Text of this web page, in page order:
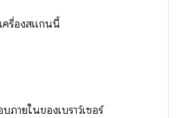
ครื่องสแกนนี้
ายในของเบราว์เซอร์